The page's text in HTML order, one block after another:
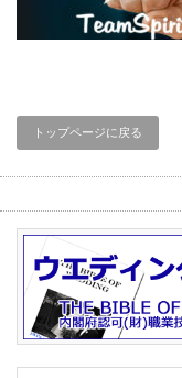
トップページに戻る